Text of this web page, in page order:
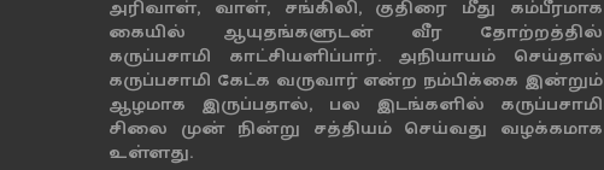
அரிவாள், வாள், சங்கிலி, குதிரை மீது கம்பீரமாக
கையில் ஆயுதங்களுடன் வீர தோற்றத்தில்
கருப்பசாமி காட்சியளிப்பார். அநியாயம் செய்தால்
கருப்பசாமி கேட்க வருவார் என்ற நம்பிக்கை இன்றும்
ஆழமாக இருப்பதால், பல இடங்களில் கருப்பசாமி
சிலை முன் நின்று சத்தியம் செய்வது வழக்கமாக
உள்ளது.